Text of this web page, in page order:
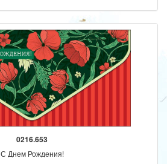
0216.653
С Днем Рождения!